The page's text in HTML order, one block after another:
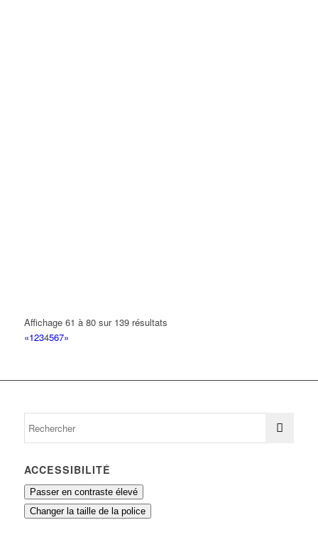
Affichage 61 à 80 sur 139 résultats
«1234567»
ACCESSIBILITÉ
Passer en contraste élevé
Changer la taille de la police